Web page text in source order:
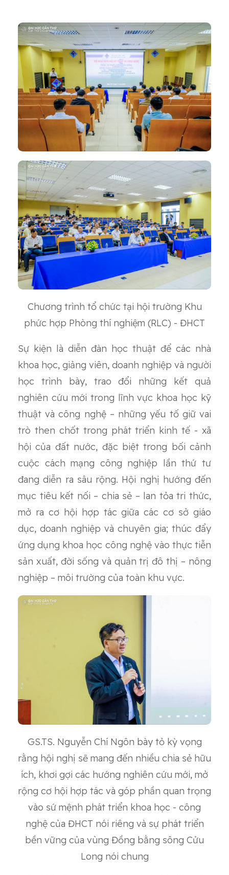
Chương trình tổ chức tại hội trường Khu
phức hợp Phòng thí nghiệm (RLC) - ĐHCT
Sự kiện là diễn đàn học thuật để các nhà
khoa học, giảng viên, doanh nghiệp và người
học trình bày, trao đổi những kết quả
nghiên cứu mới trong lĩnh vực khoa học kỹ
thuật và công nghệ – những yếu tố giữ vai
trò then chốt trong phát triển kinh tế - xã
hội của đất nước, đặc biệt trong bối cảnh
cuộc cách mạng công nghiệp lần thứ tư
đang diễn ra sâu rộng. Hội nghị hướng đến
mục tiêu kết nối – chia sẻ – lan tỏa tri thức,
mở ra cơ hội hợp tác giữa các cơ sở giáo
dục, doanh nghiệp và chuyên gia; thúc đẩy
ứng dụng khoa học công nghệ vào thực tiễn
sản xuất, đời sống và quản trị đô thị – nông
nghiệp – môi trường của toàn khu vực.
GS.TS. Nguyễn Chí Ngôn bày tỏ kỳ vọng
rằng hội nghị sẽ mang đến nhiều chia sẻ hữu
ích, khơi gợi các hướng nghiên cứu mới, mở
rộng cơ hội hợp tác và góp phần quan trọng
vào sứ mệnh phát triển khoa học - công
nghệ của ĐHCT nói riêng và sự phát triển
bền vững của vùng Đồng bằng sông Cửu
Long nói chung